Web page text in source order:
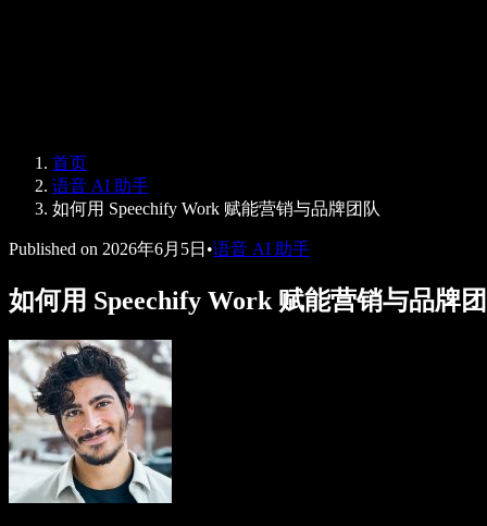
SIMBA 语音助手
Speechify 开发者服务
首页
语音 AI 助手
如何用 Speechify Work 赋能营销与品牌团队
Published on 2026年6月5日 •语音 AI 助手
如何用 Speechify Work 赋能营销与品牌